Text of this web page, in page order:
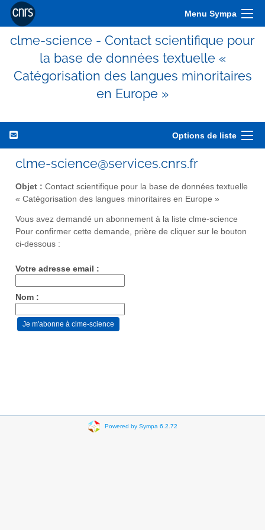
Menu Sympa
clme-science - Contact scientifique pour
la base de données textuelle «
Catégorisation des langues minoritaires
en Europe »
Options de liste
clme-science@services.cnrs.fr
Objet : Contact scientifique pour la base de données textuelle
« Catégorisation des langues minoritaires en Europe »
Vous avez demandé un abonnement à la liste clme-science
Pour confirmer cette demande, prière de cliquer sur le bouton
ci-dessous :
Votre adresse email :
Nom :
Powered by Sympa 6.2.72